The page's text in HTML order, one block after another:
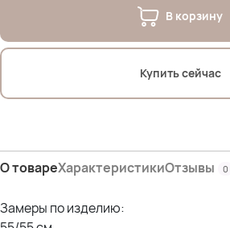
В корзину
Купить сейчас
О товареХарактеристикиОтзывы 0
Замеры по изделию: